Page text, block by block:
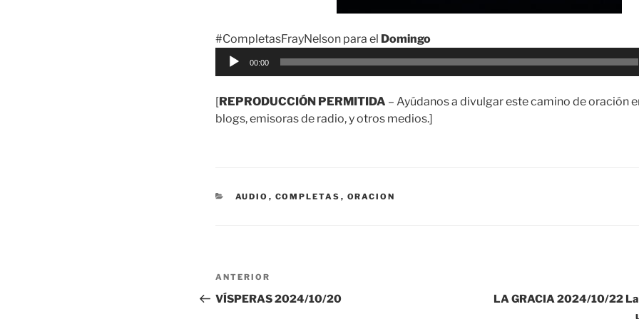
#CompletasFrayNelson para el Domingo
Reproductor
00:00
[REPRODUCCIÓN PERMITIDA – Ayúdanos a divulgar este camino de oración
blogs, emisoras de radio, y otros medios.]
CATEGORÍAS
AUDIO , COMPLETAS , ORACION
Navegación
de
Entrada
anterior:
ANTERIOR
VÍSPERAS 2024/10/20
LA GRACIA 2024/10/22